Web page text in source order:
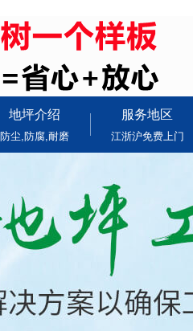
地坪介绍
防尘,防腐,耐磨
服务地区
江浙沪免费上门